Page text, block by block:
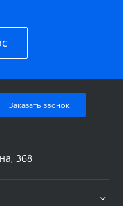
Заказать звонок
368